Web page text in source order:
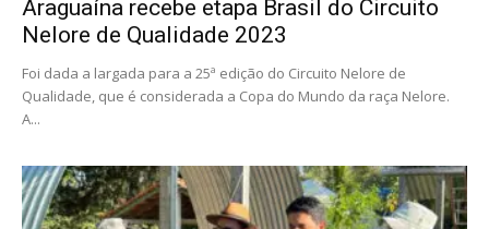
Araguaína recebe etapa Brasil do Circuito
Nelore de Qualidade 2023
Foi dada a largada para a 25ª edição do Circuito Nelore de
Qualidade, que é considerada a Copa do Mundo da raça Nelore.
A...